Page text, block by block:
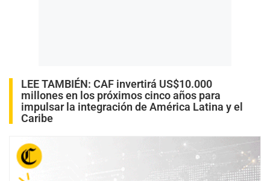
LEE TAMBIÉN: CAF invertirá US$10.000
millones en los próximos cinco años para
impulsar la integración de América Latina y el
Caribe